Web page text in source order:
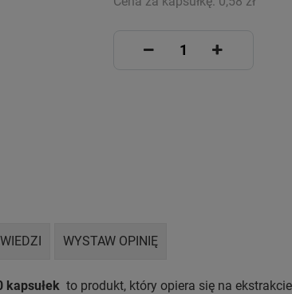
WYSTAW OPINIĘ
kapsułek to produkt, który opiera się na